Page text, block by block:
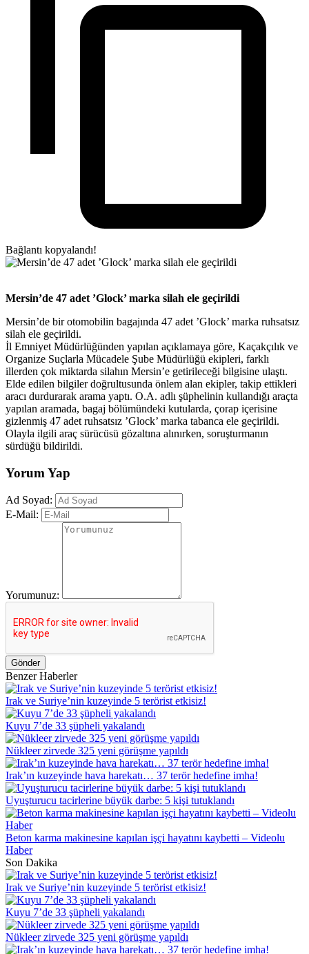
Bağlantı kopyalandı!
Mersin’de 47 adet ’Glock’ marka silah ele geçirildi
Mersin’de bir otomobilin bagajında 47 adet ’Glock’ marka ruhsatsız
silah ele geçirildi.
İl Emniyet Müdürlüğünden yapılan açıklamaya göre, Kaçakçılık ve
Organize Suçlarla Mücadele Şube Müdürlüğü ekipleri, farklı
illerden çok miktarda silahın Mersin’e getirileceği bilgisine ulaştı.
Elde edilen bilgiler doğrultusunda önlem alan ekipler, takip ettikleri
aracı durdurarak arama yaptı. O.A. adlı şüphelinin kullandığı araçta
yapılan aramada, bagaj bölümündeki kutularda, çorap içerisine
gizlenmiş 47 adet ruhsatsız ’Glock’ marka tabanca ele geçirildi.
Olayla ilgili araç sürücüsü gözaltına alınırken, soruşturmanın
sürdüğü bildirildi.
Yorum Yap
Ad Soyad:
E-Mail:
Yorumunuz:
Gönder
Benzer Haberler
Irak ve Suriye’nin kuzeyinde 5 terörist etkisiz!
Kuyu 7’de 33 şüpheli yakalandı
Nükleer zirvede 325 yeni görüşme yapıldı
Irak’ın kuzeyinde hava harekatı… 37 terör hedefine imha!
Uyuşturucu tacirlerine büyük darbe: 5 kişi tutuklandı
Beton karma makinesine kapılan işçi hayatını kaybetti – Videolu
Haber
Son Dakika
Irak ve Suriye’nin kuzeyinde 5 terörist etkisiz!
Kuyu 7’de 33 şüpheli yakalandı
Nükleer zirvede 325 yeni görüşme yapıldı